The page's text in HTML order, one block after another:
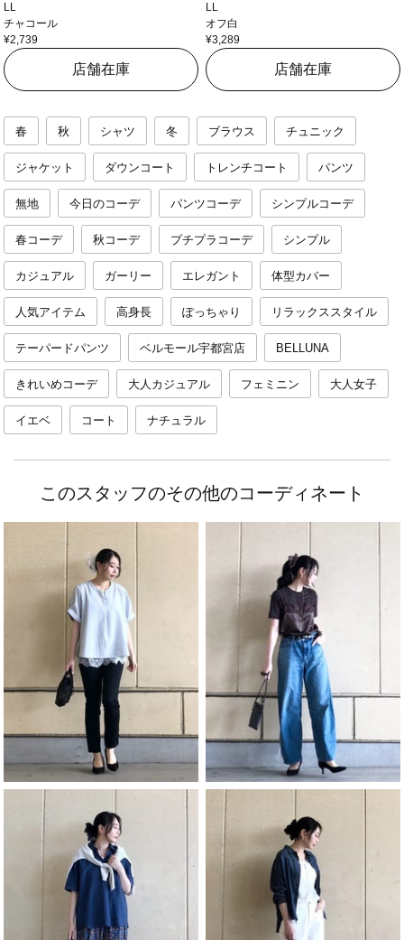
LL
チャコール
¥2,739
店舗在庫
LL
オフ白
¥3,289
店舗在庫
春 秋 シャツ 冬 ブラウス チュニック
ジャケット ダウンコート トレンチコート パンツ
無地 今日のコーデ パンツコーデ シンプルコーデ
春コーデ 秋コーデ プチプラコーデ シンプル
カジュアル ガーリー エレガント 体型カバー
人気アイテム 高身長 ぽっちゃり リラックススタイル
テーパードパンツ ベルモール宇都宮店 BELLUNA
きれいめコーデ 大人カジュアル フェミニン 大人女子
イエベ コート ナチュラル
このスタッフのその他のコーディネート